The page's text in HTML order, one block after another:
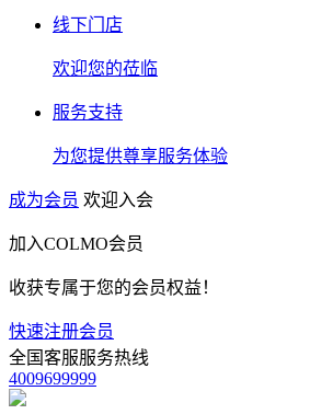
线下门店
欢迎您的莅临
服务支持
为您提供尊享服务体验
成为会员 欢迎入会
加入COLMO会员
收获专属于您的会员权益！
快速注册会员
全国客服服务热线
4009699999